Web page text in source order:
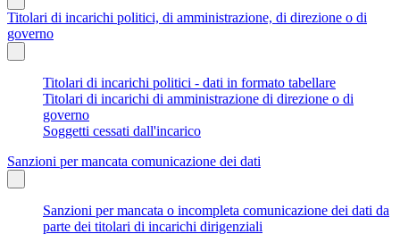
Titolari di incarichi politici, di amministrazione, di direzione o di
governo
Titolari di incarichi politici - dati in formato tabellare
Titolari di incarichi di amministrazione di direzione o di
governo
Soggetti cessati dall'incarico
Sanzioni per mancata comunicazione dei dati
Sanzioni per mancata o incompleta comunicazione dei dati da
parte dei titolari di incarichi dirigenziali